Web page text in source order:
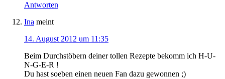
Antworten
Ina meint
14. August 2012 um 11:35
Beim Durchstöbern deiner tollen Rezepte bekomm ich H-U-
N-G-E-R !
Du hast soeben einen neuen Fan dazu gewonnen ;)